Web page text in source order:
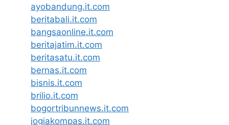
ayobandung.it.com
beritabali.it.com
bangsaonline.it.com
beritajatim.it.com
beritasatu.it.com
bernas.it.com
bisnis.it.com
brilio.it.com
bogortribunnews.it.com
jogjakompas.it.com